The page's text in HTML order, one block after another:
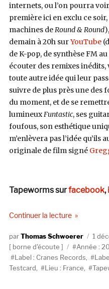
internets, ou l’on pourra
première ici en exclu ce
machines deRound & Round
demain à 20h surYouTube
de K-pop, de synthèse FM
écouter des remixes inédits,
toute autre idée qui leur
suivre de plus près une des
du moment, et de se
lumineuxFuntastic, ses
foufous, son esthétique
m’enlèvera pas l’idée
originale de film signé
Tapeworms surfacebook,
Continuer la lecturede «
AuteurThomas Schwoerer
le
1
borne d'écoute
Étiquettes
Année :
Label : Cranes Records
Testcard
Lieu : France